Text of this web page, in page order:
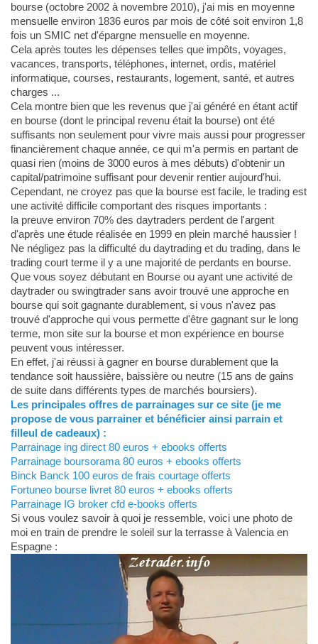
bourse (octobre 2002 à novembre 2010), j'ai mis en moyenne
mensuelle environ 1836 euros par mois de côté soit environ 1,8
fois un SMIC net d'épargne mensuelle en moyenne.
Cela après toutes les dépenses telles que impôts, voyages,
vacances, transports, téléphones, internet, ordis, matériel
informatique, courses, restaurants, logement, santé, et autres
charges ...
Cela montre bien que les revenus que j'ai généré en étant actif
en bourse (dont le principal revenu était la bourse) ont été
suffisants non seulement pour vivre mais aussi pour progresser
financièrement chaque année, ce qui m'a permis en partant de
quasi rien (moins de 3000 euros à mes débuts) d'obtenir un
capital/patrimoine suffisant pour devenir rentier aujourd'hui.
Cependant, ne croyez pas que la bourse est facile, le trading est
une activité difficile comportant des risques importants :
la preuve environ 70% des daytraders perdent de l'argent
d'après une étude réalisée en 1999 en plein marché haussier !
Ne négligez pas la difficulté du daytrading et du trading, dans le
trading court terme il y a une majorité de perdants en bourse.
Que vous soyez débutant en Bourse ou ayant une activité de
daytrader ou swingtrader sans avoir trouvé une approche en
bourse qui soit gagnante durablement, si vous n'avez pas
trouvé d'approche qui vous permette d'être gagnant sur le long
terme, mon site sur la bourse et mon expérience en bourse
peuvent vous intéresser.
En effet, j'ai réussi à gagner en bourse durablement que la
tendance soit haussière, baissière ou neutre (15 ans de gains
de suite dans différents types de marchés boursiers).
Les principales offres de parrainages sur ce site (je me
propose de vous parrainer et bénéficier ainsi parrain et
filleul de cadeaux) :
Parrainage ing direct 80 euros + ebooks offerts
Parrainage boursorama 80 euros + ebooks offerts
Binck Banck 100 euros de frais courtage offerts
Fortuneo bourse livret 80 euros + ebooks offerts
Parrainage IG broker cfd e-books offerts
Si vous voulez savoir à quoi je ressemble, voici une photo de
moi en train de prendre le soleil sur la terrasse à Valencia en
Espagne :